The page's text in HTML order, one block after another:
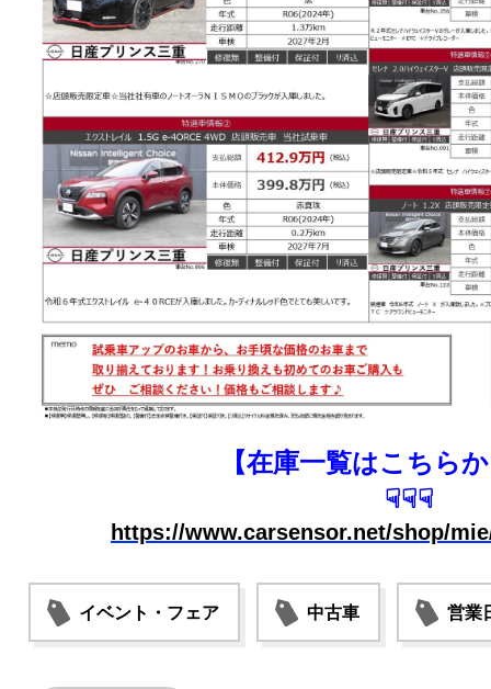
【在庫一覧はこちら
☟☟☟
https://www.carsensor.net/shop/
イベント・フェア 中古車 営業